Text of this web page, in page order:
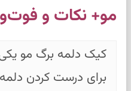
مو+ نکات و
کیک دلمه برگ مو
برای درست کردن